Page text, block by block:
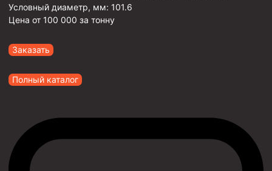
Условный диаметр, мм: 101.6
Цена от 100 000 за тонну
Заказать
Полный каталог